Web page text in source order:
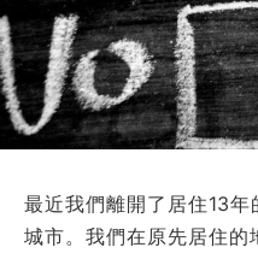
最近我們離開了居住13
城市。我們在原先居住的